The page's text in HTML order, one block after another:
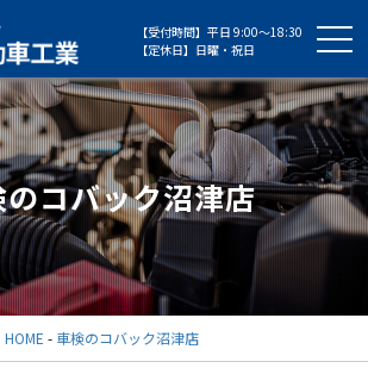
【受付時間】平日 9:00～18:30
【定休日】日曜・祝日
コバック沼津店
HOME - 車検のコバック沼津店